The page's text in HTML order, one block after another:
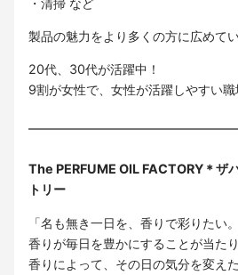
製品の魅力をより多くの方に広めて
20代、30代が活躍中！
9割が女性で、女性が活躍しやすい職
The PERFUME OIL FACTORY＊ザ
トリー
「名も無き一日を、香りで彩りたい。
香りが毎日を豊かにすることが当た
香りによって、その日の気分を変え